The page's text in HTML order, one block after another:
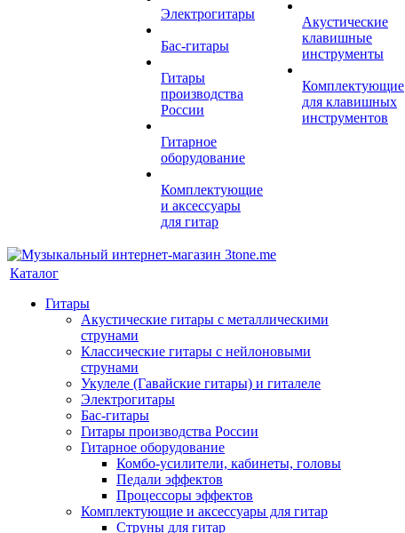
Электрогитары
Бас-гитары
Гитары
производства
России
Гитарное
оборудование
Комплектующие
и аксессуары
для гитар
Акустические
клавишные
инструменты
Комплектующие
для клавишных
инструментов
Каталог
Гитары
Акустические гитары с металлическими
струнами
Классические гитары с нейлоновыми
струнами
Укулеле (Гавайские гитары) и гиталеле
Электрогитары
Бас-гитары
Гитары производства России
Гитарное оборудование
Комбо-усилители, кабинеты, головы
Педали эффектов
Процессоры эффектов
Комплектующие и аксессуары для гитар
Струны для гитар